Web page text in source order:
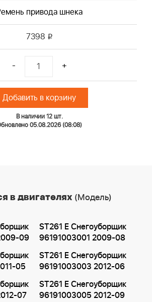
привода шнека
7398 i
- +
Добавить в корзину
В наличии 12 шт.
05.08.2026 (08:08)
в двигателях (Модель)
09
ST261 E Снегоуборщик
96191003001 2009-08
05
ST261 E Снегоуборщик
96191003003 2012-06
07
ST261 E Снегоуборщик
96191003005 2012-09